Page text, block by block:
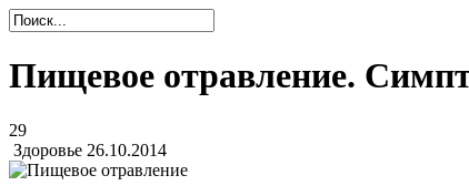
Пищевое отравление.
29
Здоровье 26.10.2014